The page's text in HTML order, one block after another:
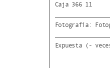
Caja 366 11
Fotografía:
Expuesta (-